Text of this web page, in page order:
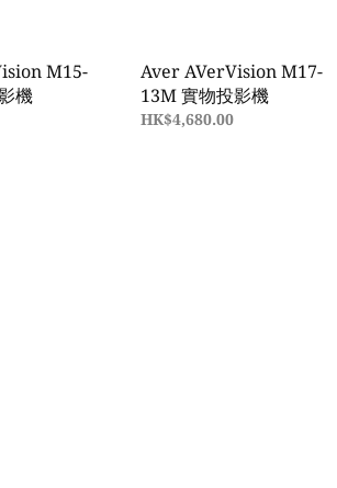
M15-
機
Aver AVerVision M17-
13M 實物投影機
HK$4,680.00